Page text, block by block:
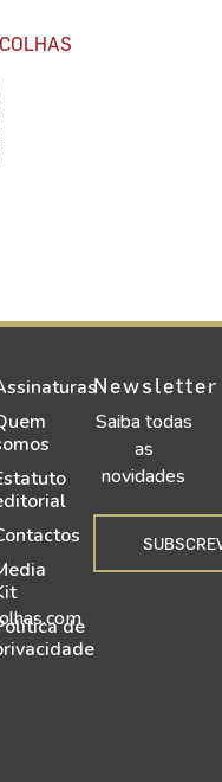
de
Newsletter
Saiba todas
as
novidades